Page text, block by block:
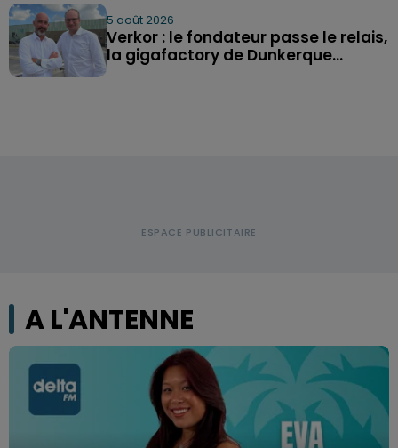
5 août 2026
Verkor : le fondateur passe le relais,
la gigafactory de Dunkerque...
A L'ANTENNE